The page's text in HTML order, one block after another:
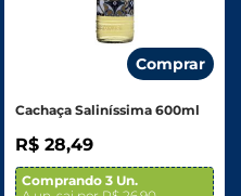
Comprar
Cachaça Saliníssima 600ml
R$ 28,49
Comprando 3 Un.